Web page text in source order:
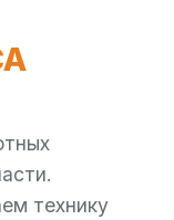
технику